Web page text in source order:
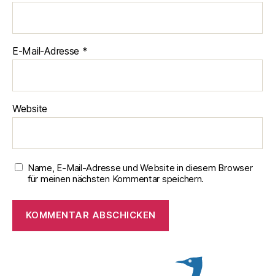
E-Mail-Adresse *
Website
Name, E-Mail-Adresse und Website in diesem Browser
für meinen nächsten Kommentar speichern.